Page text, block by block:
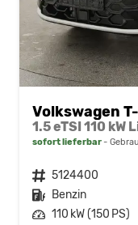
Volkswagen
sofort lieferbar
Fahrzeugnr. 5124400
Kraftstoff Benzin
Leistung 110 kW (150 PS)